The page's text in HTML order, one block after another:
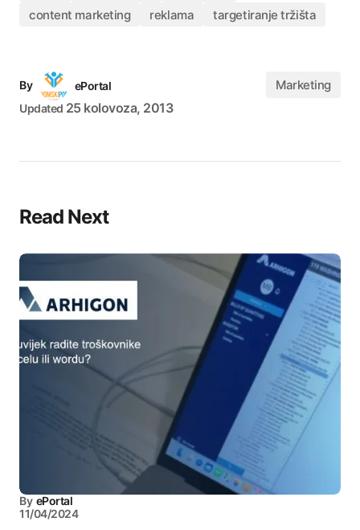
content marketing reklama targetiranje tržišta
By
ePortal
Updated 25 kolovoza, 2013
Marketing
Read Next
By ePortal
11/04/2024